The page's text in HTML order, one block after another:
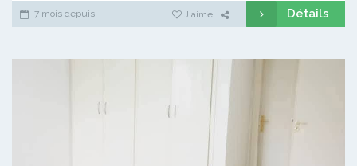
7 mois depuis J'aime Détails